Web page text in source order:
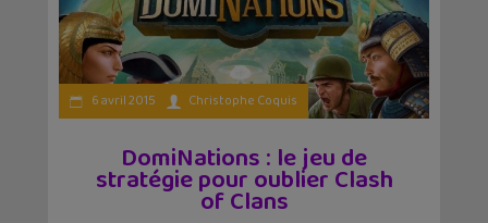
6 avril 2015 Christophe Coquis
DomiNations : le jeu de
stratégie pour oublier Clash
of Clans